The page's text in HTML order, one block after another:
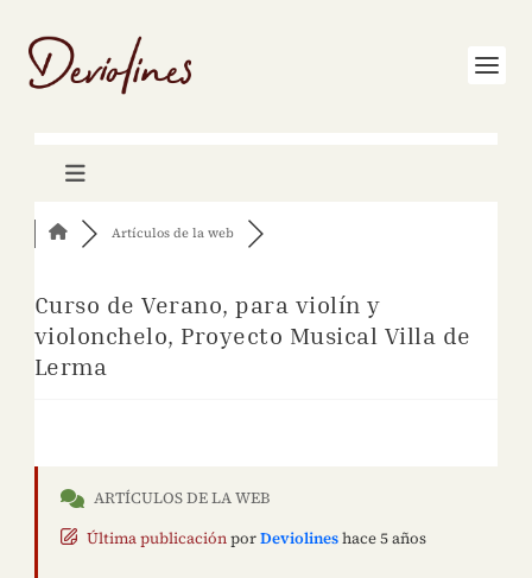
Artículos de la web
Curso de Verano, para violín y
violonchelo, Proyecto Musical Villa de
Lerma
ARTÍCULOS DE LA WEB
Última publicaciónporDeviolineshace 5 años